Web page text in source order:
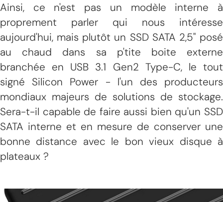
Ainsi, ce n'est pas un modèle interne à
proprement parler qui nous intéresse
aujourd'hui, mais plutôt un SSD SATA 2,5" posé
au chaud dans sa p'tite boite externe
branchée en USB 3.1 Gen2 Type-C, le tout
signé Silicon Power - l'un des producteurs
mondiaux majeurs de solutions de stockage.
Sera-t-il capable de faire aussi bien qu'un SSD
SATA interne et en mesure de conserver une
bonne distance avec le bon vieux disque à
plateaux ?